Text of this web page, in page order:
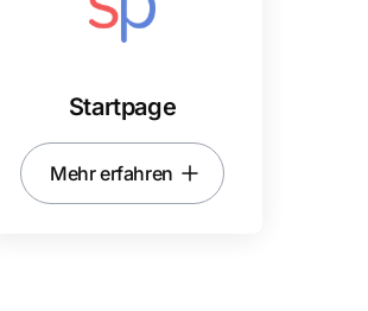
Startpage
Mehr erfahren